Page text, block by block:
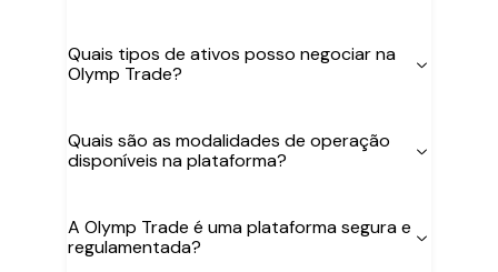
Quais tipos de ativos posso negociar na
Olymp Trade?
Quais são as modalidades de operação
disponíveis na plataforma?
A Olymp Trade é uma plataforma segura e
regulamentada?